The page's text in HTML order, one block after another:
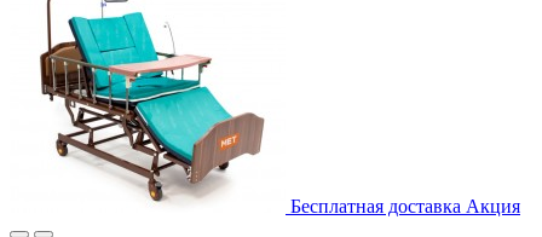
Бесплатная доставка Акция